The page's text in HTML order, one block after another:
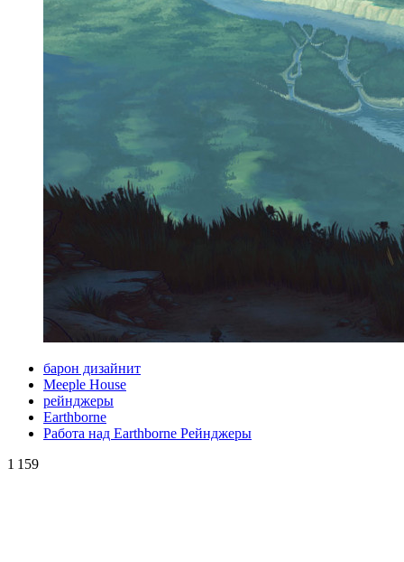
барон дизайнит
Meeple House
рейнджеры
Earthborne
Работа над Earthborne Рейнджеры
1 159